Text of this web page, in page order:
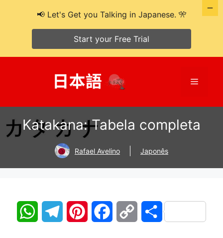
Katakana: Tabela completa
Rafael Avelino Japonês
W S
📢 Let's Get you Talking in Japanese. 🎌
Start your Free Trial